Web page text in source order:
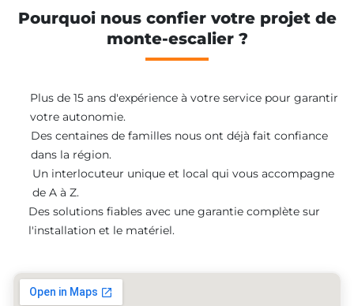
Pourquoi nous confier votre projet de
monte-escalier ?
Plus de 15 ans d'expérience à votre service pour garantir
votre autonomie.
Des centaines de familles nous ont déjà fait confiance
dans la région.
Un interlocuteur unique et local qui vous accompagne
de A à Z.
Des solutions fiables avec une garantie complète sur
l'installation et le matériel.